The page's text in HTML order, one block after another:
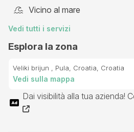
Vicino al mare
Vedi tutti i servizi
Esplora la zona
Veliki brijun , Pula, Croatia, Croatia
Vedi sulla mappa
Dai visibilità alla tua azienda!